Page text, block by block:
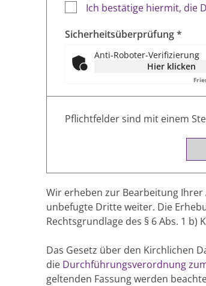
Ich bestätige hiermit, die
Sicherheitsüberprüfung *
Anti-Roboter-Verifizierung
Hier klicken
Pflichtfelder sind mit einem
Wir erheben zur Bearbeitung
unbefugte Dritte weiter. Die
Rechtsgrundlage des § 6 Abs. 1 b)
Das Gesetz über den Kirchlichen
die Durchführungsverordnung
geltenden Fassung werden